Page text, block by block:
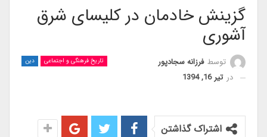
گزینش خادمان در کلیسای شرق
آشوری
تاریخ فرهنگی و اجتماعی دین توسطفرزانه سجادپور
درتیر 16, 1394
اشتراک گذاشتن